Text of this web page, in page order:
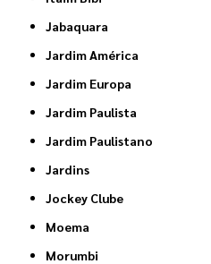
Jabaquara
Jardim América
Jardim Europa
Jardim Paulista
Jardim Paulistano
Jardins
Jockey Clube
Moema
Morumbi